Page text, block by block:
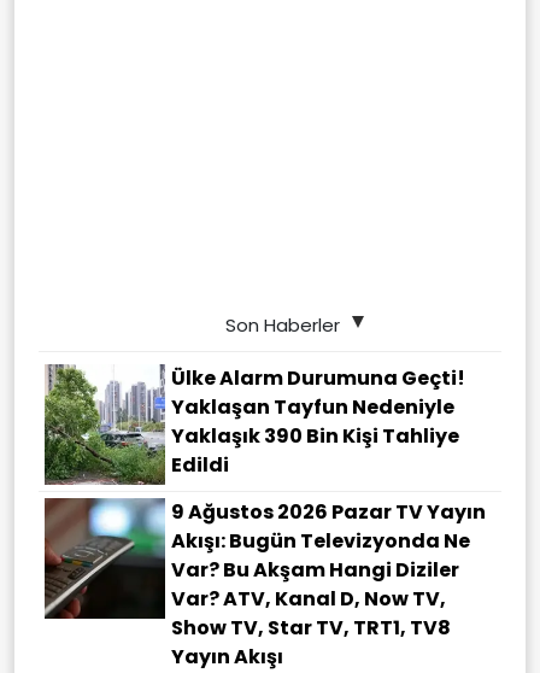
Son Haberler
Ülke Alarm Durumuna Geçti!
Yaklaşan Tayfun Nedeniyle
Yaklaşık 390 Bin Kişi Tahliye
Edildi
9 Ağustos 2026 Pazar TV Yayın
Akışı: Bugün Televizyonda Ne
Var? Bu Akşam Hangi Diziler
Var? ATV, Kanal D, Now TV,
Show TV, Star TV, TRT1, TV8
Yayın Akışı